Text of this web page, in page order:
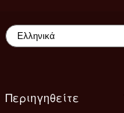
Περιηγηθείτε